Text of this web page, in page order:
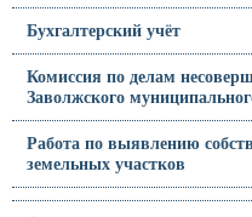
Бухгалтерский учёт
Комиссия по делам
Заволжского
Работа по выявлению
земельных участков